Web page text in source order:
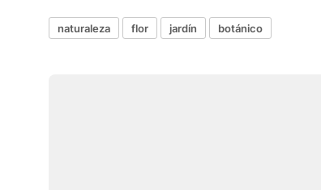
naturaleza flor jardín botánico